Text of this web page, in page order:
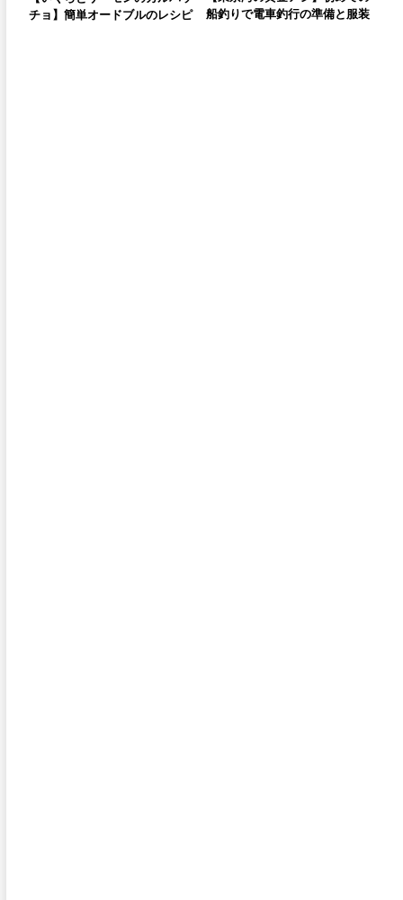
チョ】簡単オードブルのレシピ
船釣りで電車釣行の準備と服装